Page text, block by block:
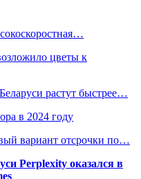
цветы к
растут быстрее…
в 2024 году
вариант отсрочки по…
Perplexity оказался в